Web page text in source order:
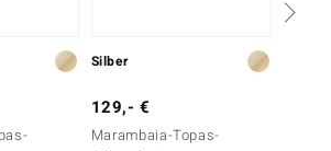
Silber
129,- €
Marambaia-Topas-